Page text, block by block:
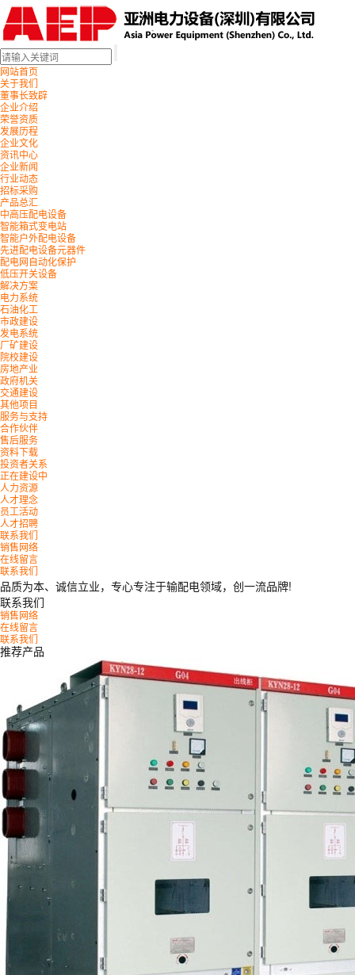
网站首页
关于我们
董事长致辟
企业介绍
荣誉资质
发展历程
企业文化
资讯中心
企业新闻
行业动态
招标采购
产品总汇
中高压配电设备
智能箱式变电站
智能户外配电设备
先进配电设备元器件
配电网自动化保护
低压开关设备
解决方案
电力系统
石油化工
市政建设
发电系统
厂矿建设
院校建设
房地产业
政府机关
交通建设
其他项目
服务与支持
合作伙伴
售后服务
资料下载
投资者关系
正在建设中
人力资源
人才理念
员工活动
人才招聘
联系我们
销售网络
在线留言
联系我们
品质为本、诚信立业，专心专注于输配电领域，创一流品牌!
联系我们
销售网络
在线留言
联系我们
推荐产品